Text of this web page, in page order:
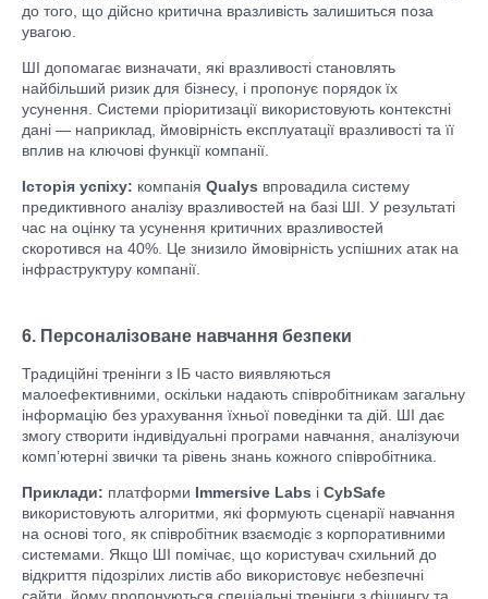
до того, що дійсно критична вразливість залишиться поза
увагою.
ШІ допомагає визначати, які вразливості становлять
найбільший ризик для бізнесу, і пропонує порядок їх
усунення. Системи пріоритизації використовують контекстні
дані — наприклад, ймовірність експлуатації вразливості та її
вплив на ключові функції компанії.
Історія успіху: компанія Qualys впровадила систему
предиктивного аналізу вразливостей на базі ШІ. У результаті
час на оцінку та усунення критичних вразливостей
скоротився на 40%. Це знизило ймовірність успішних атак на
інфраструктуру компанії.
6. Персоналізоване навчання безпеки
Традиційні тренінги з ІБ часто виявляються
малоефективними, оскільки надають співробітникам загальну
інформацію без урахування їхньої поведінки та дій. ШІ дає
змогу створити індивідуальні програми навчання, аналізуючи
комп’ютерні звички та рівень знань кожного співробітника.
Приклади: платформи Immersive Labs і CybSafe
використовують алгоритми, які формують сценарії навчання
на основі того, як співробітник взаємодіє з корпоративними
системами. Якщо ШІ помічає, що користувач схильний до
відкриття підозрілих листів або використовує небезпечні